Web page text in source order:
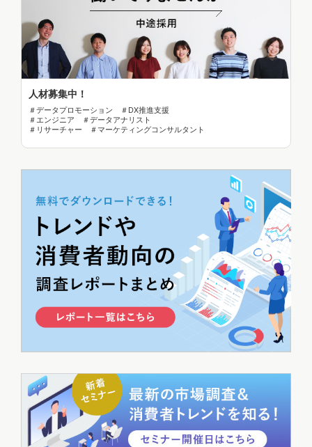
人材募集中！
＃データプロモーション ＃DX推進支援
＃エンジニア ＃データアナリスト
＃リサーチャー ＃マーケティングコンサルタント